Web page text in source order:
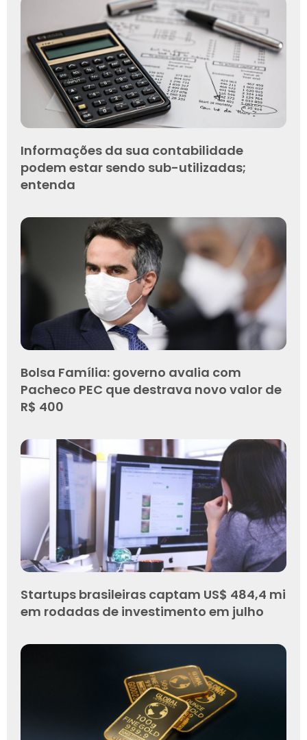
Informações da sua contabilidade
podem estar sendo sub-utilizadas;
entenda
Bolsa Família: governo avalia com
Pacheco PEC que destrava novo valor de
R$ 400
Startups brasileiras captam US$ 484,4 mi
em rodadas de investimento em julho